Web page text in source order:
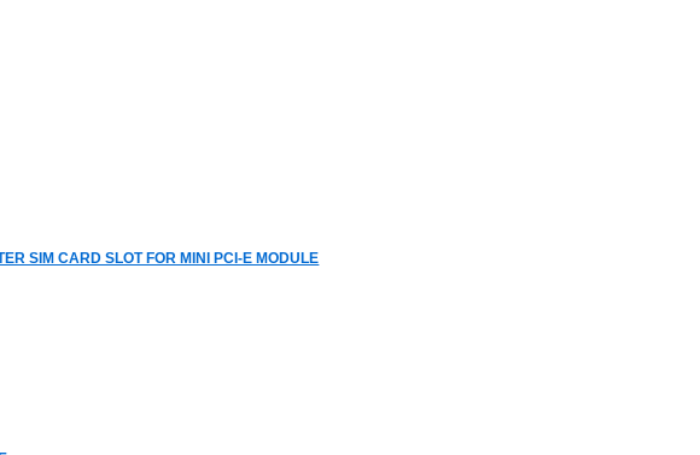
SIM CARD SLOT FOR MINI PCI-E MODULE